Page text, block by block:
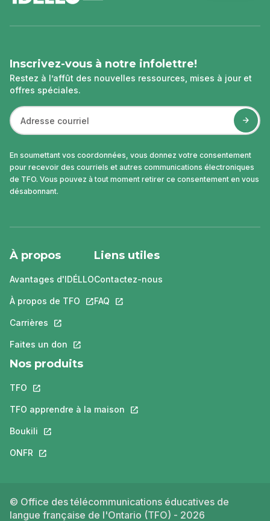
page
Inscrivez-vous à notre infolettre!
Restez à l’affût des nouvelles ressources, mises à jour et
offres spéciales.
En soumettant vos coordonnées, vous donnez votre consentement
pour recevoir des courriels et autres communications électroniques
de TFO. Vous pouvez à tout moment retirer ce consentement en vous
désabonnant.
À propos
Avantages d'IDÉLLO
À propos de TFO Ce lien s'ouvrira dans un nouvel onglet.
Carrières Ce lien s'ouvrira dans un nouvel onglet.
Faites un don Ce lien s'ouvrira dans un nouvel onglet.
Liens utiles
Contactez-nous
FAQ Ce lien s'ouvrira dans un nouvel
Nos produits
TFO Ce lien s'ouvrira dans un nouvel onglet.
TFO apprendre à la maison Ce lien s'ouvrira dans un nouvel
Boukili Ce lien s'ouvrira dans un nouvel onglet.
ONFR Ce lien s'ouvrira dans un nouvel onglet.
© Office des télécommunications éducatives de
langue française de l'Ontario (TFO) - 2026